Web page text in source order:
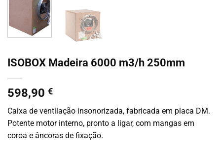
ISOBOX Madeira 6000 m3/h 250mm
598,90 €
Caixa de ventilação insonorizada, fabricada em placa DM.
Potente motor interno, pronto a ligar, com mangas em
coroa e âncoras de fixação.